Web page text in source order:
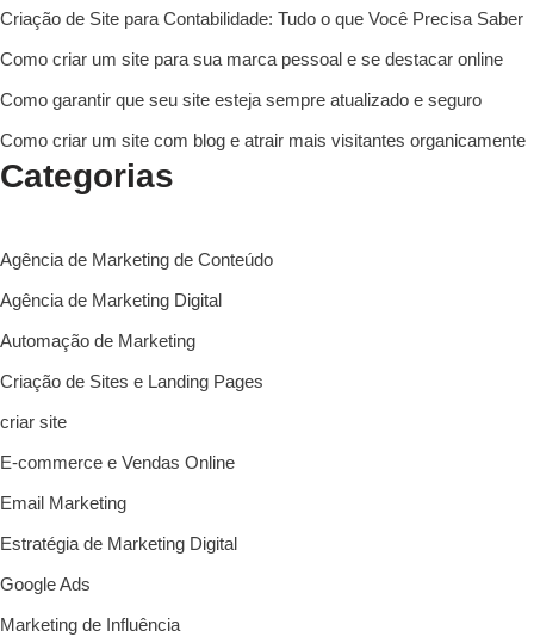
Criação de Site para Contabilidade: Tudo o que Você Precisa Saber
Como criar um site para sua marca pessoal e se destacar online
Como garantir que seu site esteja sempre atualizado e seguro
Como criar um site com blog e atrair mais visitantes organicamente
Categorias
Agência de Marketing de Conteúdo
Agência de Marketing Digital
Automação de Marketing
Criação de Sites e Landing Pages
criar site
E-commerce e Vendas Online
Email Marketing
Estratégia de Marketing Digital
Google Ads
Marketing de Influência